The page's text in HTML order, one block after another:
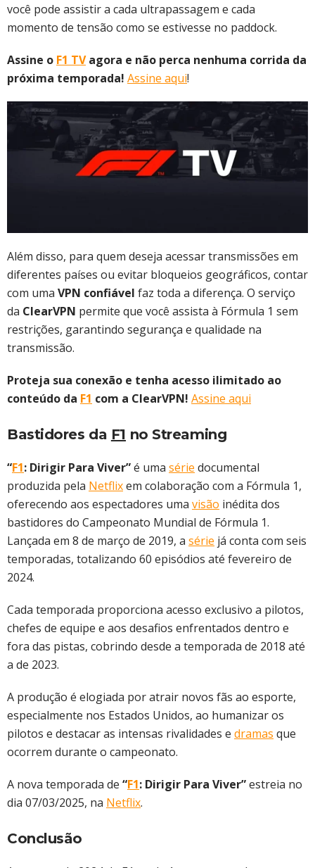
você pode assistir a cada ultrapassagem e cada
momento de tensão como se estivesse no paddock.
Assine o F1 TVagora e não perca nenhuma corrida da
próxima temporada! Assine aqui!
Além disso, para quem deseja acessar transmissões em
diferentes países ou evitar bloqueios geográficos, contar
com uma VPN confiável faz toda a diferença. O serviço
da ClearVPN permite que você assista à Fórmula 1 sem
restrições, garantindo segurança e qualidade na
transmissão.
Proteja sua conexão e tenha acesso ilimitado ao
conteúdo da F1 com a ClearVPN! Assine aqui
Bastidores da F1 no Streaming
“F1: Dirigir Para Viver”é uma série documental
produzida pela Netflixem colaboração com a Fórmula 1,
oferecendo aos espectadores uma visão inédita dos
bastidores do Campeonato Mundial de Fórmula 1.
Lançada em 8 de março de 2019, a série já conta com seis
temporadas, totalizando 60 episódios até fevereiro de
2024.
Cada temporada proporciona acesso exclusivo a pilotos,
chefes de equipe e aos desafios enfrentados dentro e
fora das pistas, cobrindo desde a temporada de 2018 até
a de 2023.
A produção é elogiada por atrair novos fãs ao esporte,
especialmente nos Estados Unidos, ao humanizar os
pilotos e destacar as intensas rivalidades e dramas que
ocorrem durante o campeonato.
A nova temporada de “F1: Dirigir Para Viver”estreia no
dia 07/03/2025, na Netflix.
Conclusão